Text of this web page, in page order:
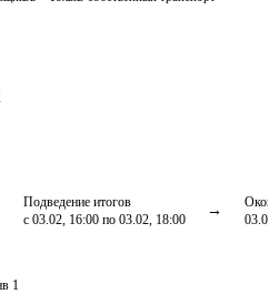
Подведение итогов
с 03.02, 16:00 по 03.02, 18:00
1